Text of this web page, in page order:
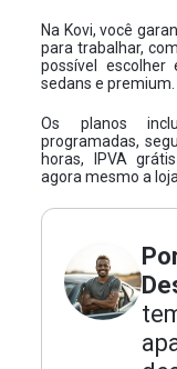
Na Kovi, você
para trabalhar,
possível
sedans e premium.
Os planos
programadas,
horas, IPVA
agora mesmo a